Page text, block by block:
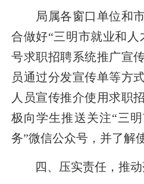
局属各窗口单位和
合做好“三明市就业和人
号求职招聘系统推广宣
员通过分发宣传单等方
人员宣传推介使用求职
极向学生推送关注“三
务”微信公众号，并了解
四、压实责任，推